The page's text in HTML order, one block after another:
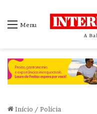
Menu
Início / Polícia